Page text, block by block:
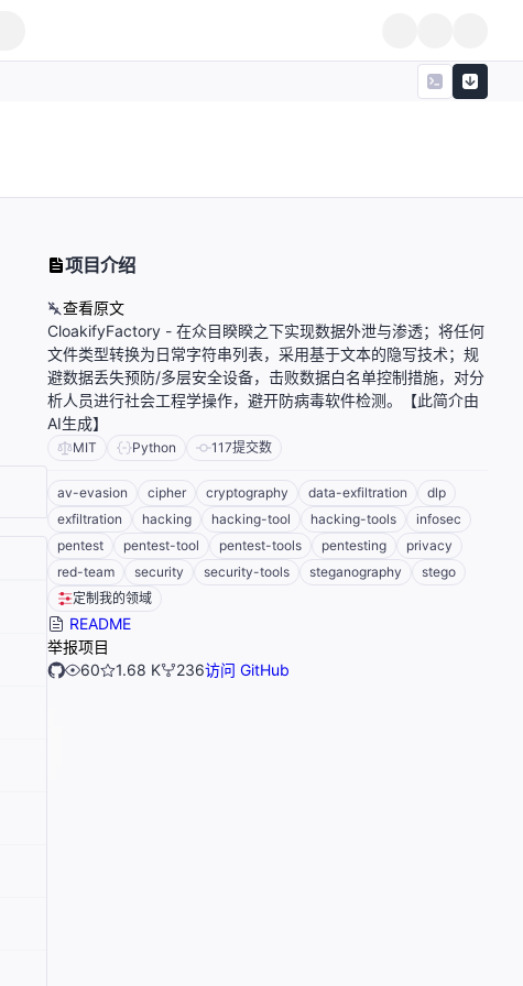
项目介绍
查看原文
CloakifyFactory - 在众目睽睽之下实现数据外泄与渗透；将任何
文件类型转换为日常字符串列表，采用基于文本的隐写技术；规
避数据丢失预防/多层安全设备，击败数据白名单控制措施，对分
析人员进行社会工程学操作，避开防病毒软件检测。【此简介由
AI生成】
MIT Python 117提交数
av-evasion cipher cryptography data-exfiltration
dlp
exfiltration
hacking hacking-tool hacking-tools
infosec
pentest
pentest-tool pentest-tools pentesting
privacy
red-team
security security-tools steganography
stego
定制我的领域
README
举报项目
60
1.68 K 236访问 GitHub